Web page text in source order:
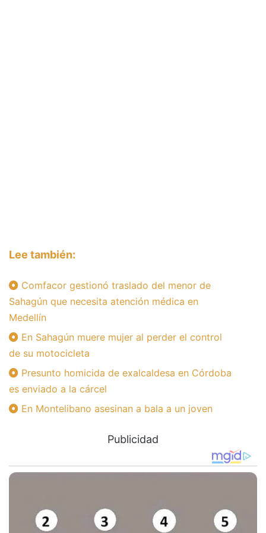
Lee también:
Comfacor gestionó traslado del menor de
Sahagún que necesita atención médica en
Medellín
En Sahagún muere mujer al perder el control
de su motocicleta
Presunto homicida de exalcaldesa en Córdoba
es enviado a la cárcel
En Montelibano asesinan a bala a un joven
Publicidad